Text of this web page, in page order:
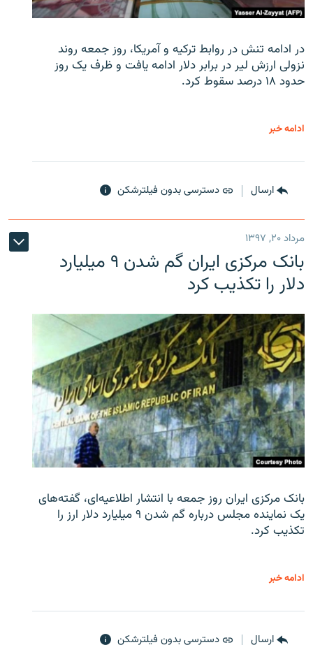
در ادامه تنش در روابط ترکیه و آمریکا، روز جمعه روند
نزولی ارزش لیر در برابر دلار ادامه یافت و ظرف یک روز
حدود ۱۸ درصد سقوط کرد.
ادامه خبر
ارسال دسترسی بدون فیلترشکن
مرداد ۲۰, ۱۳۹۷
بانک مرکزی ایران گم شدن ۹ میلیارد
دلار را تکذیب کرد
بانک مرکزی ایران روز جمعه با انتشار اطلاعیه‌ای، گفته‌های
یک نماینده مجلس درباره گم شدن ۹ میلیارد دلار ارز را
تکذیب کرد.
ادامه خبر
ارسال دسترسی بدون فیلترشکن